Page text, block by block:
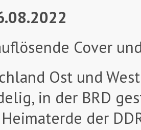
Cover
Ost und
in der BRD
der